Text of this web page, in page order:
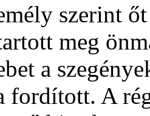
szerint
meg
a
fordított. A